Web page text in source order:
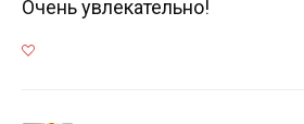
Очень увлекательно!